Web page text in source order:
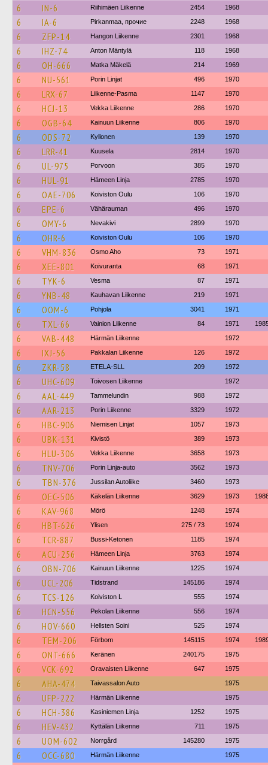
6 IN-6 Riihimäen Liikenne 2454 1968
6 IA-6 Pirkanmaa, прочие 2248 1968
6 ZFP-14 Hangon Liikenne 2301 1968
6 IHZ-74 Anton Mäntylä 118 1968
6 OH-666 Matka Mäkelä 214 1969
6 NU-561 Porin Linjat 496 1970
6 LRX-67 Liikenne-Pasma 1147 1970
6 HCJ-13 Vekka Liikenne 286 1970
6 OGB-64 Kainuun Liikenne 806 1970
6 ODS-72 Kyllonen 139 1970
6 LRR-41 Kuusela 2814 1970
6 UL-975 Porvoon 385 1970
6 HUL-91 Hämeen Linja 2785 1970
6 OAE-706 Koiviston Oulu 106 1970
6 EPE-6 Vähärauman 496 1970
6 OMY-6 Nevakivi 2899 1970
6 OHR-6 Koiviston Oulu 106 1970
6 VHM-836 Osmo Aho 73 1971
6 XEE-801 Koivuranta 68 1971
6 TYK-6 Vesma 87 1971
6 YNB-48 Kauhavan Liikenne 219 1971
6 OOM-6 Pohjola 3041 1971
6 TXL-66 Vainion Liikenne 84 1971
6 VAB-448 Härmän Liikenne 1972
6 IXJ-56 Pakkalan Liikenne 126 1972
6 ZKR-58 ETELA-SLL 209 1972
6 UHC-609 Toivosen Liikenne 1972
6 AAL-449 Tammelundin 988 1972
6 AAR-213 Porin Liikenne 3329 1972
6 HBC-906 Niemisen Linjat 1057 1973
6 UBK-131 Kivistö 389 1973
6 HLU-306 Vekka Liikenne 3658 1973
6 TNV-706 Porin Linja-auto 3562 1973
6 TBN-376 Jussilan Autoliike 3460 1973
6 OEC-506 Käkelän Liikenne 3629 1973
6 KAV-968 Mörö 1248 1974
6 HBT-626 Ylisen 275 / 73 1974
6 TCR-887 Bussi-Ketonen 1185 1974
6 ACU-256 Hämeen Linja 3763 1974
6 OBN-706 Kainuun Liikenne 1225 1974
6 UCL-206 Tidstrand 145186 1974
6 TCS-126 Koiviston L 555 1974
6 HCN-556 Pekolan Liikenne 556 1974
6 HOV-660 Hellsten Soini 525 1974
6 TEM-206 Förbom 145115 1974
6 ONT-666 Keränen 240175 1975
6 VCK-692 Oravaisten Liikenne 647 1975
6 AHA-474 Taivassalon Auto 1975
6 UFP-222 Härmän Liikenne 1975
6 HCH-386 Kasiniemen Linja 1252 1975
6 HEV-432 Kyttälän Liikenne 711 1975
6 UOM-602 Norrgård 145280 1975
6 OCC-680 Härmän Liikenne 1975